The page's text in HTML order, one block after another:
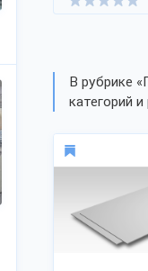
В рубрике
категорий и